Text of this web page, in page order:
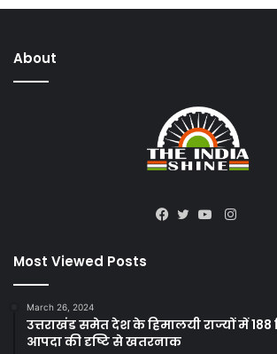
About
Most Viewed Posts
March 26, 2024
उत्तराखंड समेत देश के हिमालयी राज्यों में
आपदा की दृष्टि से खतरनाक